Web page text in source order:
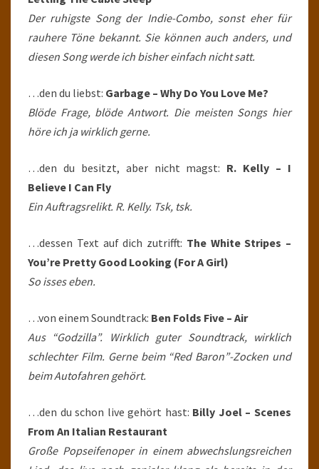
Der ruhigste Song der Indie-Combo, sonst eher für
rauhere Töne bekannt. Sie können auch anders, und
diesen Song werde ich bisher einfach nicht satt.
…den du liebst: Garbage – Why Do You Love Me?
Blöde Frage, blöde Antwort. Die meisten Songs hier
höre ich ja wirklich gerne.
…den du besitzt, aber nicht magst: R. Kelly – I
Believe I Can Fly
Ein Auftragsrelikt. R. Kelly. Tsk, tsk.
…dessen Text auf dich zutrifft: The White Stripes –
You’re Pretty Good Looking (For A Girl)
So isses eben.
…von einem Soundtrack: Ben Folds Five – Air
Aus “Godzilla”. Wirklich guter Soundtrack, wirklich
schlechter Film. Gerne beim “Red Baron”-Zocken und
beim Autofahren gehört.
…den du schon live gehört hast: Billy Joel – Scenes
From An Italian Restaurant
Große Popseifenoper in einem abwechslungsreichen